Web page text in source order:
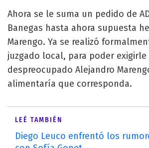
Ahora se le suma un pedido de
Banegas hasta ahora supuesta
Marengo. Ya se realizó
juzgado local, para poder exigirle
despreocupado Alejandro
alimentaría que corresponda.
LEÉ TAMBIÉN
Diego Leuco enfrentó los